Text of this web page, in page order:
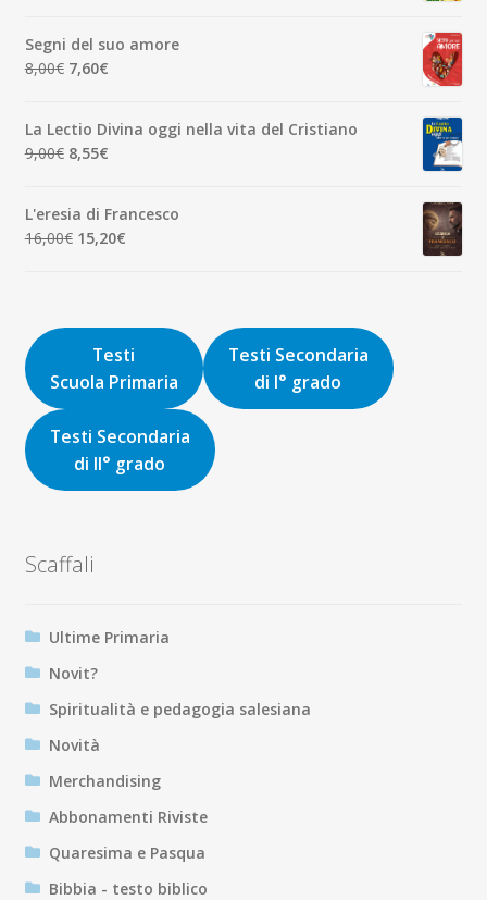
era:
1,90€.
è:
1,81€.
Segni del suo amore
8,00€ Il
era:
8,00€.
7,60€Il
è:
7,60€.
La Lectio Divina oggi nella vita del Cristiano
9,00€ Il
era:
9,00€.
8,55€Il
è:
8,55€.
L'eresia di Francesco
16,00€ Il
16,00€.
15,20€Il
15,20€.
Testi
Scuola Primaria
Testi Secondaria
di I° grado
Testi Secondaria
di II° grado
Scaffali
Ultime Primaria
Novit?
Spiritualità e pedagogia salesiana
Novità
Merchandising
Abbonamenti Riviste
Quaresima e Pasqua
Bibbia - testo biblico